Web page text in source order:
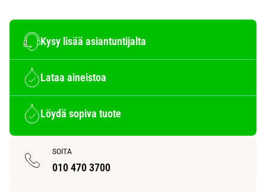
Kysy lisää asiantuntijalta
Lataa aineistoa
Löydä sopiva tuote
SOITA
010 470 3700